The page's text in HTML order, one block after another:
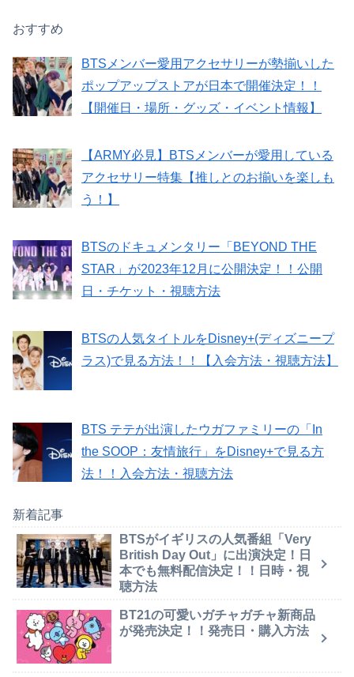
おすすめ
BTSメンバー愛用アクセサリーが勢揃いした
ポップアップストアが日本で開催決定！！
【開催日・場所・グッズ・イベント情報】
【ARMY必見】BTSメンバーが愛用している
アクセサリー特集【推しとのお揃いを楽しも
う！】
BTSのドキュメンタリー「BEYOND THE
STAR」が2023年12月に公開決定！！公開
日・チケット・視聴方法
BTSの人気タイトルをDisney+(ディズニープ
ラス)で見る方法！！【入会方法・視聴方法】
BTS テテが出演したウガファミリーの「In
the SOOP：友情旅行」をDisney+で見る方
法！！入会方法・視聴方法
新着記事
BTSがイギリスの人気番組「Very
British Day Out」に出演決定！日
本でも無料配信決定！！日時・視
聴方法
BT21の可愛いガチャガチャ新商品
が発売決定！！発売日・購入方法